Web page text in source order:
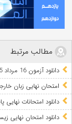
مطالب مرتبط
دانلود آزمون 16 مرداد 1405 قلمچی
امتحان نهایی زبان خارجی 2 پایه یازدهم تیر و مرداد 1405 +
دانلود امتحانات نهایی
دانلود امتحان نهایی زیست شناسی 2 پایه